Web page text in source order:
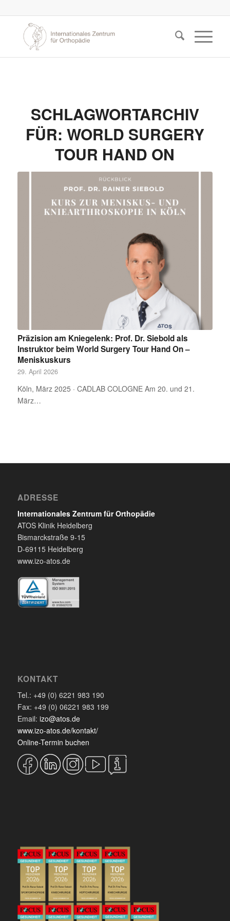
SCHLAGWORTARCHIV
FÜR: WORLD SURGERY
TOUR HAND ON
Präzision am Kniegelenk: Prof. Dr. Siebold als
Instruktor beim World Surgery Tour Hand On –
Meniskuskurs
29. April 2026
Köln, März 2025 · CADLAB COLOGNE Am 20. und 21.
März…
ADRESSE
Internationales Zentrum für Orthopädie
ATOS Klinik Heidelberg
Bismarckstraße 9-15
D-69115 Heidelberg
www.izo-atos.de
KONTAKT
Tel.: +49 (0) 6221 983 190
Fax: +49 (0) 06221 983 199
Email: izo@atos.de
www.izo-atos.de/kontakt/
Online-Termin buchen